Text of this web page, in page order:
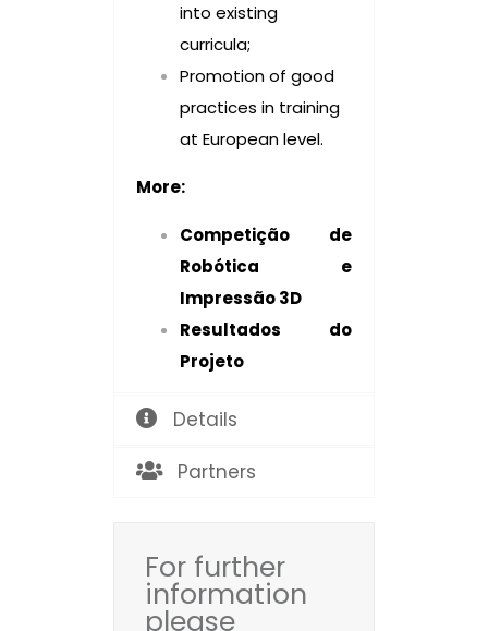
into existing
curricula;
Promotion of good
practices in training
at European level.
More:
Competição de
Robótica e
Impressão 3D
Resultados do
Projeto
Details
Partners
For further
information
please